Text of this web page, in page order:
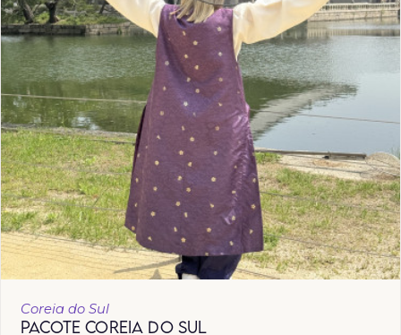
Coreia do Sul
PACOTE COREIA DO SUL